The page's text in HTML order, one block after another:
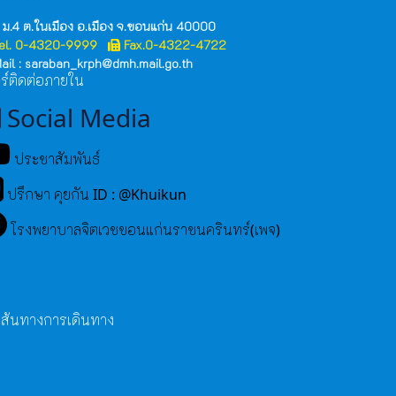
ม.4 ต.ในเมือง อ.เมือง จ.ขอนแก่น 40000
0-4320-9999
Fax.0-4322-4722
: saraban_krph@dmh.mail.go.th
ติดต่อภายใน
Social Media
ประชาสัมพันธ์
ปรึกษา คุยกัน ID : @Khuikun
โรงพยาบาลจิตเวชขอนแก่นราชนครินทร์(เพจ)
นทางการเดินทาง